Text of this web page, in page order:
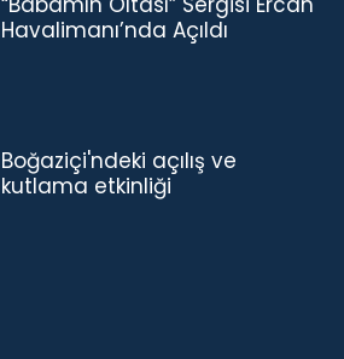
Havalimanı’nda Açıldı
Boğaziçi'ndeki açılış ve
kutlama etkinliği